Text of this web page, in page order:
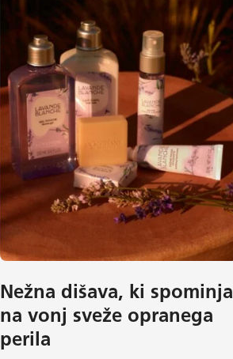
Nežna dišava, ki spominja
na vonj sveže opranega
perila